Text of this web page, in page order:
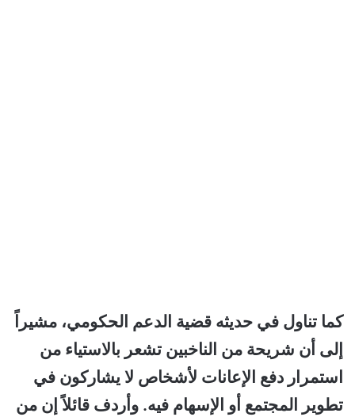
كما تناول في حديثه قضية الدعم الحكومي، مشيراً
إلى أن شريحة من الناخبين تشعر بالاستياء من
استمرار دفع الإعانات لأشخاص لا يشاركون في
تطوير المجتمع أو الإسهام فيه. وأردف قائلاً إن من